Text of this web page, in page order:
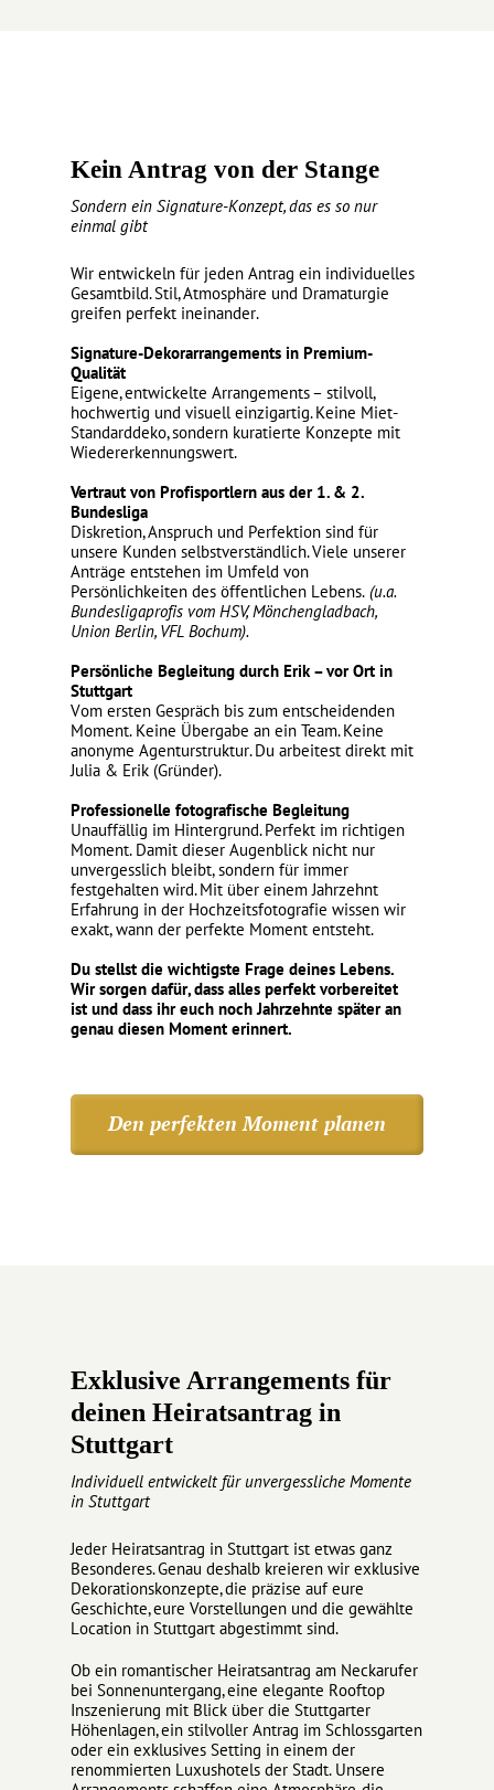
Kein Antrag von der Stange
Sondern ein Signature-Konzept, das es so nur
einmal gibt
Wir entwickeln für jeden Antrag ein individuelles
Gesamtbild. Stil, Atmosphäre und Dramaturgie
greifen perfekt ineinander.
Signature-Dekorarrangements in Premium-
Qualität
Eigene, entwickelte Arrangements – stilvoll,
hochwertig und visuell einzigartig. Keine Miet-
Standarddeko, sondern kuratierte Konzepte mit
Wiedererkennungswert.
Vertraut von Profisportlern aus der 1. & 2.
Bundesliga
Diskretion, Anspruch und Perfektion sind für
unsere Kunden selbstverständlich. Viele unserer
Anträge entstehen im Umfeld von
Persönlichkeiten des öffentlichen Lebens. (u.a.
Bundesligaprofis vom HSV, Mönchengladbach,
Union Berlin, VFL Bochum).
Persönliche Begleitung durch Erik – vor Ort in
Stuttgart
Vom ersten Gespräch bis zum entscheidenden
Moment. Keine Übergabe an ein Team. Keine
anonyme Agenturstruktur. Du arbeitest direkt mit
Julia & Erik (Gründer).
Professionelle fotografische Begleitung
Unauffällig im Hintergrund. Perfekt im richtigen
Moment. Damit dieser Augenblick nicht nur
unvergesslich bleibt, sondern für immer
festgehalten wird. Mit über einem Jahrzehnt
Erfahrung in der Hochzeitsfotografie wissen wir
exakt, wann der perfekte Moment entsteht.
Du stellst die wichtigste Frage deines Lebens.
Wir sorgen dafür, dass alles perfekt vorbereitet
ist und dass ihr euch noch Jahrzehnte später an
genau diesen Moment erinnert.
Den perfekten Moment planen
Exklusive Arrangements für
deinen Heiratsantrag in
Stuttgart
Individuell entwickelt für unvergessliche Momente
in Stuttgart
Jeder Heiratsantrag in Stuttgart ist etwas ganz
Besonderes. Genau deshalb kreieren wir exklusive
Dekorationskonzepte, die präzise auf eure
Geschichte, eure Vorstellungen und die gewählte
Location in Stuttgart abgestimmt sind.
Ob ein romantischer Heiratsantrag am Neckarufer
bei Sonnenuntergang, eine elegante Rooftop
Inszenierung mit Blick über die Stuttgarter
Höhenlagen, ein stilvoller Antrag im Schlossgarten
oder ein exklusives Setting in einem der
renommierten Luxushotels der Stadt. Unsere